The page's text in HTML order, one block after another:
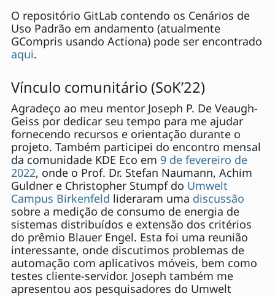
O repositório GitLab contendo os Cenários de
Uso Padrão em andamento (atualmente
GCompris usando Actiona) pode ser encontrado
aqui.
Vínculo comunitário (SoK’22)
Agradeço ao meu mentor Joseph P. De Veaugh-
Geiss por dedicar seu tempo para me ajudar
fornecendo recursos e orientação durante o
projeto. Também participei do encontro mensal
da comunidade KDE Eco em 9 de fevereiro de
2022, onde o Prof. Dr. Stefan Naumann, Achim
Guldner e Christopher Stumpf do Umwelt
Campus Birkenfeld lideraram uma discussão
sobre a medição de consumo de energia de
sistemas distribuídos e extensão dos critérios
do prêmio Blauer Engel. Esta foi uma reunião
interessante, onde discutimos problemas de
automação com aplicativos móveis, bem como
testes cliente-servidor. Joseph também me
apresentou aos pesquisadores do Umwelt